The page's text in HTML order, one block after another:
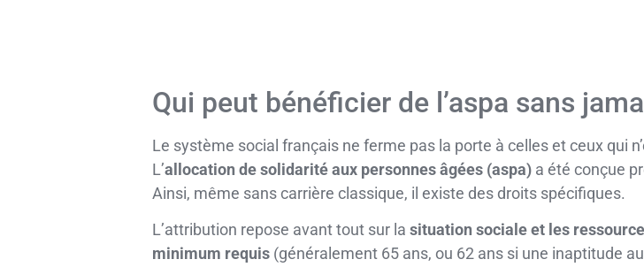
Qui peut bénéficier de l’aspa sans
Le système social français ne ferme pas la porte à celles et ceux qui
L’allocation de solidarité aux personnes âgées (aspa) a été conçue
Ainsi, même sans carrière classique, il existe des droits spécifiques.
L’attribution repose avant tout sur la situation sociale et les
minimum requis (généralement 65 ans, ou 62 ans si une inaptitude